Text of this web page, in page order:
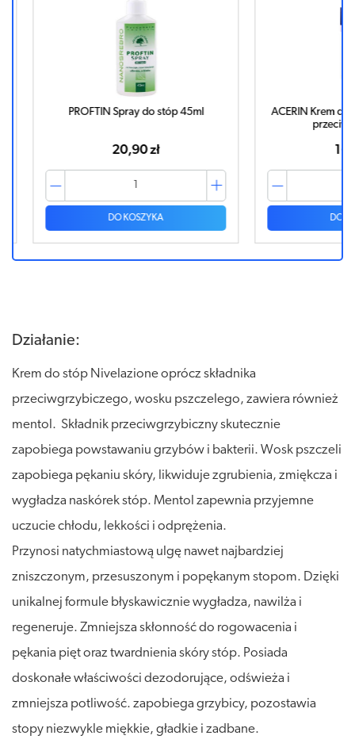
ACERIN Krem do stóp antyperspirant
16,86 zł
DO KOSZYKA
talk
Działanie:
Krem do stóp Nivelazione oprócz składnika
przeciwgrzybiczego, wosku pszczelego, zawiera również
mentol. Składnik przeciwgrzybiczny skutecznie
zapobiega powstawaniu grzybów i bakterii. Wosk pszczeli
zapobiega pękaniu skóry, likwiduje zgrubienia, zmiękcza i
wygładza naskórek stóp. Mentol zapewnia przyjemne
uczucie chłodu, lekkości i odprężenia.
Przynosi natychmiastową ulgę nawet najbardziej
zniszczonym, przesuszonym i popękanym stopom. Dzięki
unikalnej formule błyskawicznie wygładza, nawilża i
regeneruje. Zmniejsza skłonność do rogowacenia i
pękania pięt oraz twardnienia skóry stóp. Posiada
doskonałe właściwości dezodorujące, odświeża i
zmniejsza potliwość. zapobiega grzybicy, pozostawia
stopy niezwykle miękkie, gładkie i zadbane.